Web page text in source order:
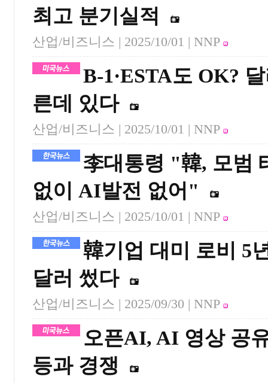
최고 분기실적
산업/비즈니스 | 2025/10/01 | NNP
B-1·ESTA도 OK?
른데 있다
산업/비즈니스 | 2025/10/01 | NNP
李대통령 "韓, 모범
없이 AI발전 없어"
산업/비즈니스 | 2025/10/01 | NNP
韓기업 대미 로비 5
달러 썼다
산업/비즈니스 | 2025/09/30 | NNP
오픈AI, AI 영상 공
등과 경쟁